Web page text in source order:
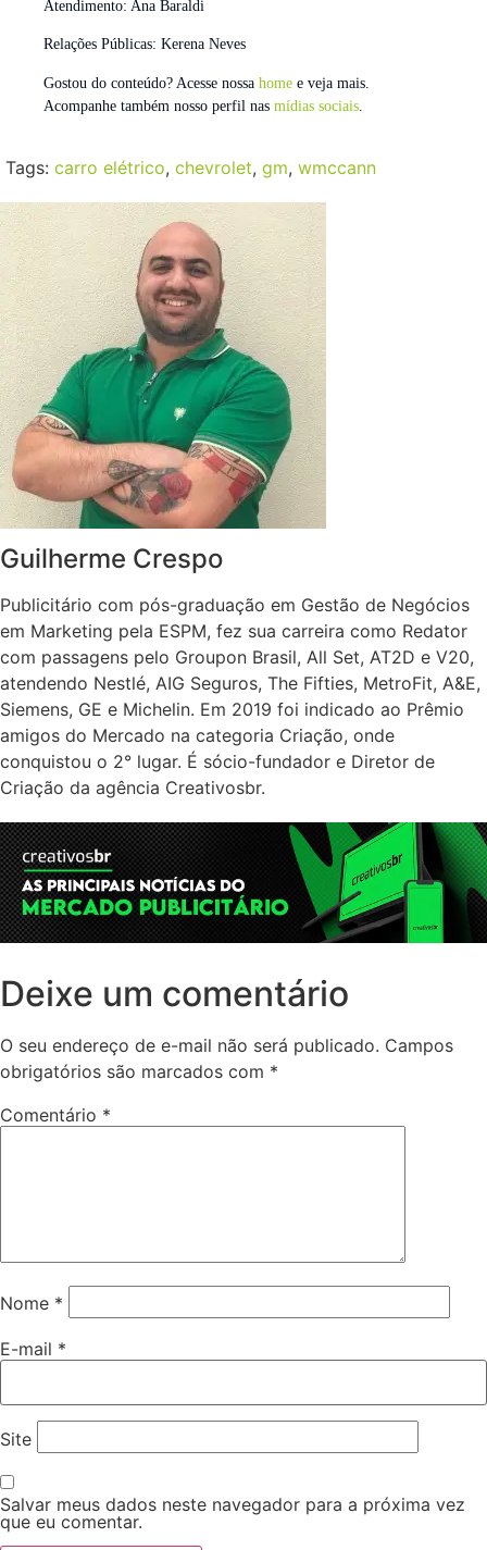
Atendimento: Ana Baraldi
Relações Públicas: Kerena Neves
Gostou do conteúdo? Acesse nossa home e veja mais.
Acompanhe também nosso perfil nas mídias sociais
Tags: carro elétrico, chevrolet, gm, wmccann
Guilherme Crespo
Publicitário com pós-graduação em Gestão de Negócios
em Marketing pela ESPM, fez sua carreira como Redator
com passagens pelo Groupon Brasil, All Set, AT2D e V20,
atendendo Nestlé, AIG Seguros, The Fifties, MetroFit, A&E,
Siemens, GE e Michelin. Em 2019 foi indicado ao Prêmio
amigos do Mercado na categoria Criação, onde
conquistou o 2° lugar. É sócio-fundador e Diretor de
Criação da agência Creativosbr.
Deixe um comentário
O seu endereço de e-mail não será publicado. Campos
obrigatórios são marcados com *
Comentário *
Nome *
E-mail *
Site
Salvar meus dados neste navegador para a próxima vez
que eu comentar.